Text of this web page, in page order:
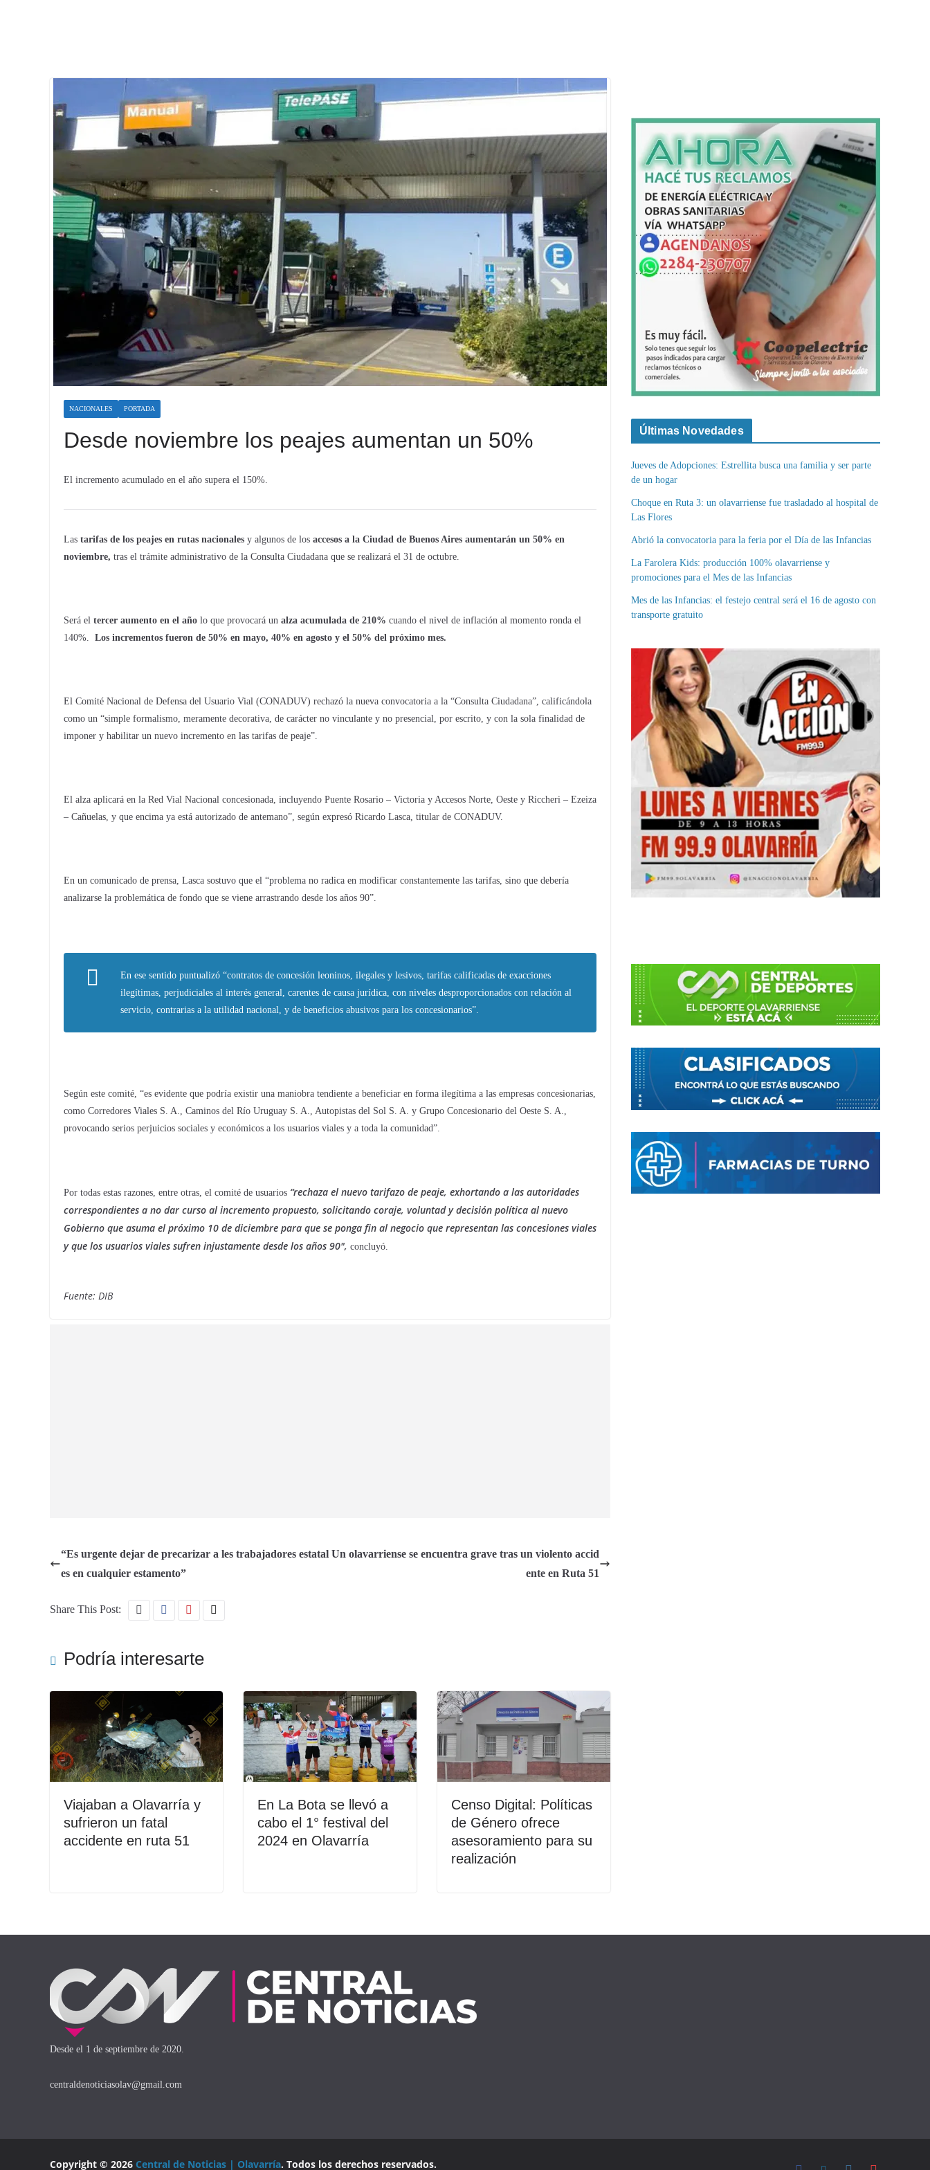
NACIONALES PORTADA
Desde noviembre los peajes aumentan un 50%
El incremento acumulado en el año supera el 150%.
Las tarifas de los peajes en rutas nacionales y algunos de los accesos a la Ciudad de Buenos Aires aumentarán un 50% en
noviembre, tras el trámite administrativo de la Consulta Ciudadana que se realizará el 31 de octubre.
Será el tercer aumento en el año lo que provocará un alza acumulada de 210% cuando el nivel de inflación al momento ronda el
140%. Los incrementos fueron de 50% en mayo, 40% en agosto y el 50% del próximo mes.
El Comité Nacional de Defensa del Usuario Vial (CONADUV) rechazó la nueva convocatoria a la “Consulta Ciudadana”, calificándola
como un “simple formalismo, meramente decorativa, de carácter no vinculante y no presencial, por escrito, y con la sola finalidad de
imponer y habilitar un nuevo incremento en las tarifas de peaje”.
El alza aplicará en la Red Vial Nacional concesionada, incluyendo Puente Rosario – Victoria y Accesos Norte, Oeste y Riccheri – Ezeiza
– Cañuelas, y que encima ya está autorizado de antemano”, según expresó Ricardo Lasca, titular de CONADUV.
En un comunicado de prensa, Lasca sostuvo que el “problema no radica en modificar constantemente las tarifas, sino que debería
analizarse la problemática de fondo que se viene arrastrando desde los años 90”.
En ese sentido puntualizó “contratos de concesión leoninos, ilegales y lesivos, tarifas calificadas de exacciones
ilegítimas, perjudiciales al interés general, carentes de causa jurídica, con niveles desproporcionados con relación al
servicio, contrarias a la utilidad nacional, y de beneficios abusivos para los concesionarios”.
Según este comité, “es evidente que podría existir una maniobra tendiente a beneficiar en forma ilegítima a las empresas concesionarias,
como Corredores Viales S. A., Caminos del Río Uruguay S. A., Autopistas del Sol S. A. y Grupo Concesionario del Oeste S. A.,
provocando serios perjuicios sociales y económicos a los usuarios viales y a toda la comunidad”.
Por todas estas razones, entre otras, el comité de usuarios “rechaza el nuevo tarifazo de peaje, exhortando a las autoridades
correspondientes a no dar curso al incremento propuesto, solicitando coraje, voluntad y decisión política al nuevo
Gobierno que asuma el próximo 10 de diciembre para que se ponga fin al negocio que representan las concesiones viales
y que los usuarios viales sufren injustamente desde los años 90″, concluyó.
Fuente: DIB
“Es urgente dejar de precarizar a les trabajadores estatal
es en cualquier estamento”
Un olavarriense se encuentra grave tras un violento accid
ente en Ruta 51
Share This Post:
Podría interesarte
Viajaban a Olavarría y
sufrieron un fatal
accidente en ruta 51
En La Bota se llevó a
cabo el 1° festival del
2024 en Olavarría
Censo Digital: Políticas
de Género ofrece
asesoramiento para su
realización
Últimas Novedades
Jueves de Adopciones: Estrellita busca una familia y ser parte
de un hogar
Choque en Ruta 3: un olavarriense fue trasladado al hospital de
Las Flores
Abrió la convocatoria para la feria por el Día de las Infancias
La Farolera Kids: producción 100% olavarriense y
promociones para el Mes de las Infancias
Mes de las Infancias: el festejo central será el 16 de agosto con
transporte gratuito
Desde el 1 de septiembre de 2020.
centraldenoticiasolav@gmail.com
Copyright © 2026 Central de Noticias | Olavarría. Todos los derechos reservados.